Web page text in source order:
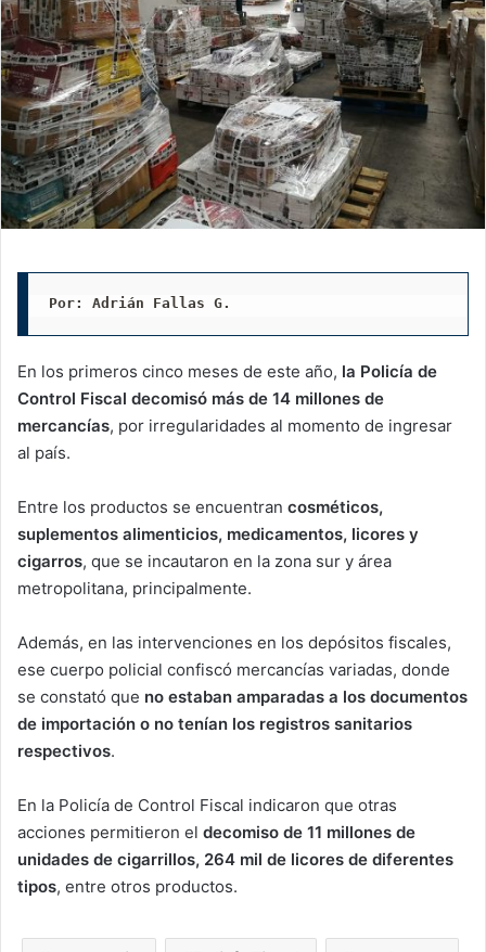
Por: Adrián Fallas G.
En los primeros cinco meses de este año, la Policía de
Control Fiscal decomisó más de 14 millones de
mercancías, por irregularidades al momento de ingresar
al país.
Entre los productos se encuentran cosméticos,
suplementos alimenticios, medicamentos, licores y
cigarros, que se incautaron en la zona sur y área
metropolitana, principalmente.
Además, en las intervenciones en los depósitos fiscales,
ese cuerpo policial confiscó mercancías variadas, donde
se constató que no estaban amparadas a los documentos
de importación o no tenían los registros sanitarios
respectivos.
En la Policía de Control Fiscal indicaron que otras
acciones permitieron el decomiso de 11 millones de
unidades de cigarrillos, 264 mil de licores de diferentes
tipos, entre otros productos.